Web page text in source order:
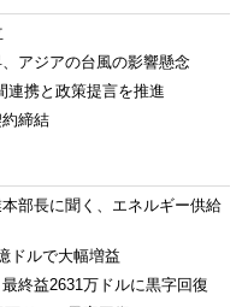
アジアの台風の影響懸念
連携と政策提言を推進
締結
部長に聞く、エネルギー供給
ドルで大幅増益
終益2631万ドルに黒字回復